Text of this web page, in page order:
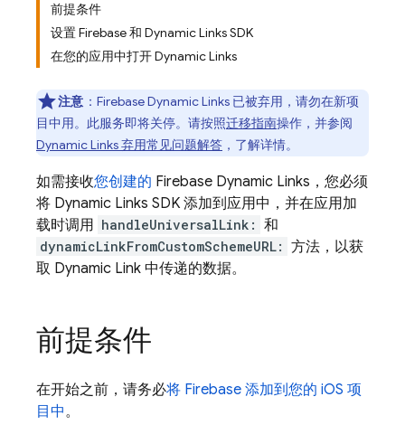
前提条件
设置 Firebase 和 Dynamic Links SDK
在您的应用中打开 Dynamic Links
注意 ：Firebase Dynamic Links 已被弃用，请勿在新项
目中用。 此服务即将关停。请按照迁移指南操作，并参阅
Dynamic Links 弃用常见问题解答 ，了解详情。
如需接收您创建的 Firebase Dynamic Links ，您必须
将 Dynamic Links SDK 添加到应用中，并在应用加
载时调用 handleUniversalLink: 和
dynamicLinkFromCustomSchemeURL: 方法，以获
取 Dynamic Link 中传递的数据。
前提条件
在开始之前，请务必将 Firebase 添加到您的 iOS 项
目中。